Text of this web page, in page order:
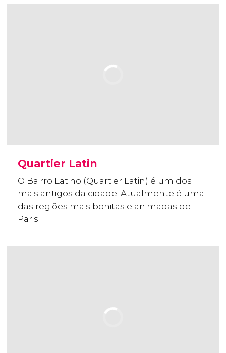
Quartier Latin
O Bairro Latino (Quartier Latin) é um dos
mais antigos da cidade. Atualmente é uma
das regiões mais bonitas e animadas de
Paris.